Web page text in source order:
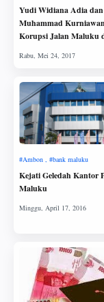
Yudi Widiana Adia dan
Muhammad
Korupsi Jalan Maluku
Kejati Geledah Kantor
Maluku